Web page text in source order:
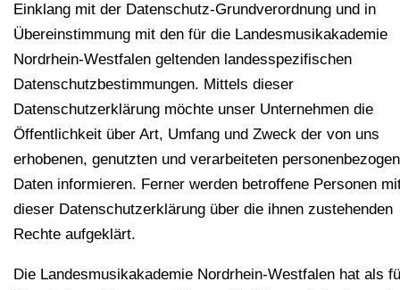
Einklang mit der Datenschutz-Grundverordnung und in
Übereinstimmung mit den für die Landesmusikakademie
Nordrhein-Westfalen geltenden landesspezifischen
Datenschutzbestimmungen. Mittels dieser
Datenschutzerklärung möchte unser Unternehmen die
Öffentlichkeit über Art, Umfang und Zweck der von uns
erhobenen, genutzten und verarbeiteten
Daten informieren. Ferner werden betroffene Personen
dieser Datenschutzerklärung über die ihnen zustehenden
Rechte aufgeklärt.
Die Landesmusikakademie Nordrhein-Westfalen hat als